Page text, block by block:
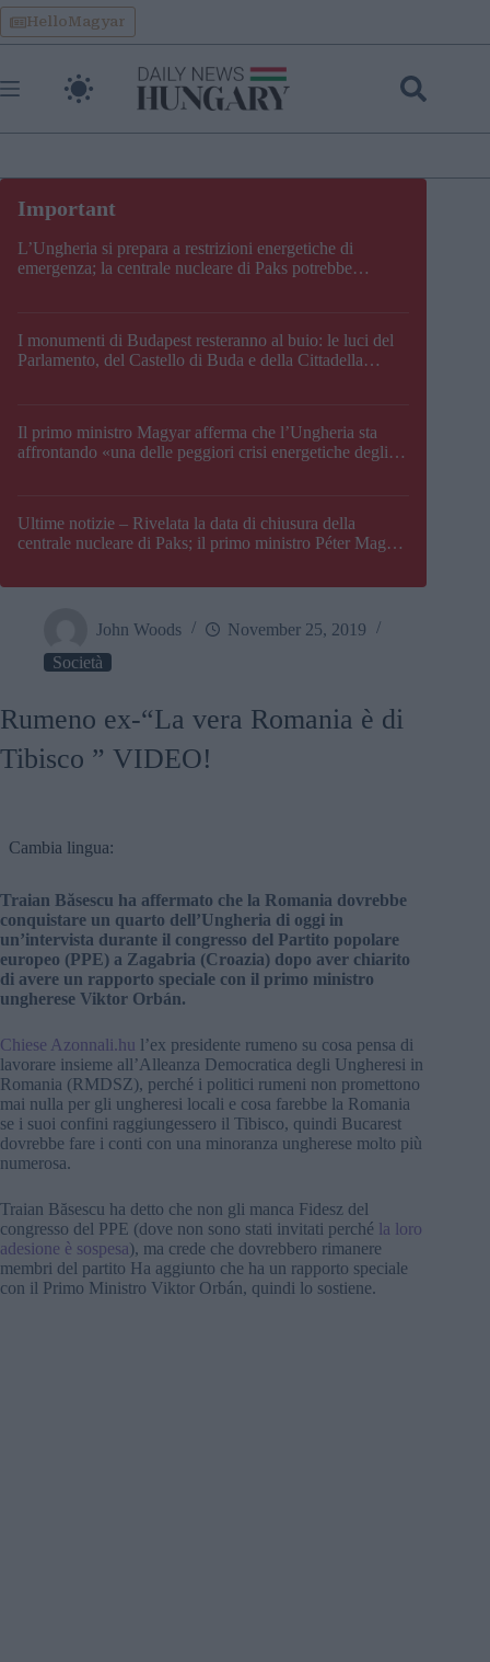
Skip
to
content
HelloMagyar
L’Ungheria si prepara a restrizioni energetiche di
emergenza; la centrale nucleare di Paks potrebbe
I monumenti di Budapest resteranno al buio: le luci del
Parlamento, del Castello di Buda e della Cittadella
Il primo ministro Magyar afferma che l’Ungheria sta
affrontando «una delle peggiori crisi energetiche degli
Ultime notizie – Rivelata la data di chiusura della
centrale nucleare di Paks; il primo ministro Péter Magyar
John Woods
November 25, 2019
Società
Rumeno ex-“La vera Romania è di
Tibisco ” VIDEO!
Cambia lingua:
Traian Băsescu ha affermato che la Romania dovrebbe
conquistare un quarto dell’Ungheria di oggi in
un’intervista durante il congresso del Partito popolare
europeo (PPE) a Zagabria (Croazia) dopo aver chiarito
di avere un rapporto speciale con il primo ministro
ungherese Viktor Orbán.
Chiese Azonnali.hu l’ex presidente rumeno su cosa pensa di
lavorare insieme all’Alleanza Democratica degli Ungheresi in
Romania (RMDSZ), perché i politici rumeni non promettono
mai nulla per gli ungheresi locali e cosa farebbe la Romania
se i suoi confini raggiungessero il Tibisco, quindi Bucarest
dovrebbe fare i conti con una minoranza ungherese molto più
numerosa.
Traian Băsescu ha detto che non gli manca Fidesz del
congresso del PPE (dove non sono stati invitati perché la loro
adesione è sospesa), ma crede che dovrebbero rimanere
membri del partito Ha aggiunto che ha un rapporto speciale
con il Primo Ministro Viktor Orbán, quindi lo sostiene.